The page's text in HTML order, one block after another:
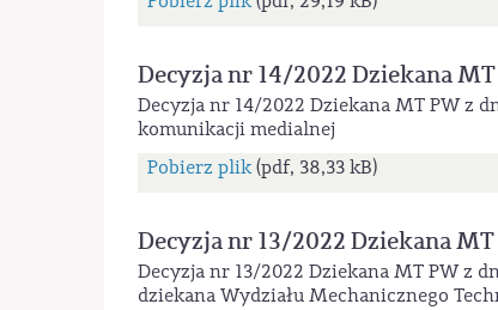
Decyzja nr 14/2022 Dziekana
Decyzja nr 14/2022 Dziekana MT PW z
komunikacji medialnej
Pobierz plik(pdf, 38,33 kB)
Decyzja nr 13/2022 Dziekana MT
Decyzja nr 13/2022 Dziekana MT PW z
dziekana Wydziału Mechanicznego